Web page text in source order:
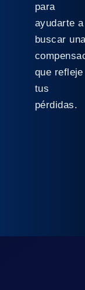
para
ayudarte a
buscar
que refleje
tus
pérdidas.